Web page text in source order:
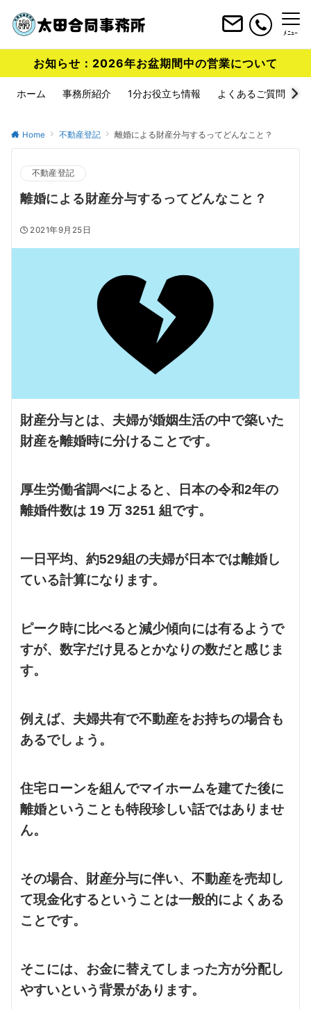
ﾒﾆｭｰ
お知らせ：2026年お盆期間中の営業について
ホーム 事務所紹介 1分お役立ち情報 よくあるご質問
Home 不動産登記 離婚による財産分与するってどんなこと？
不動産登記
離婚による財産分与するってどんなこと？
2021年9月25日
財産分与とは、夫婦が婚姻生活の中で築いた
財産を離婚時に分けることです。
厚生労働省調べによると、日本の令和2年の
離婚件数は 19 万 3251 組です。
一日平均、約529組の夫婦が日本では離婚し
ている計算になります。
ピーク時に比べると減少傾向には有るようで
すが、数字だけ見るとかなりの数だと感じま
す。
例えば、夫婦共有で不動産をお持ちの場合も
あるでしょう。
住宅ローンを組んでマイホームを建てた後に
離婚ということも特段珍しい話ではありませ
ん。
その場合、財産分与に伴い、不動産を売却し
て現金化するということは一般的によくある
ことです。
そこには、お金に替えてしまった方が分配し
やすいという背景があります。